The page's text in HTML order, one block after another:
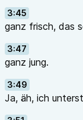
3:45
ganz frisch, das
3:47
ganz jung.
3:49
Ja, äh, ich